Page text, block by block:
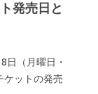
発売日と
日（月曜日・
ケットの発売